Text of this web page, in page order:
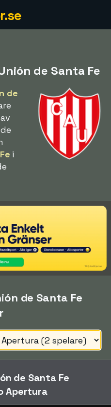
de Santa Fe
de
i
de Santa Fe
de Santa Fe
Apertura